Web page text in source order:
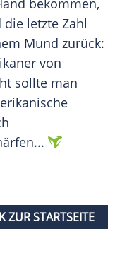
bekommen,
die letzte Zahl
Mund zurück:
von
sollte man
ZUR STARTSEITE